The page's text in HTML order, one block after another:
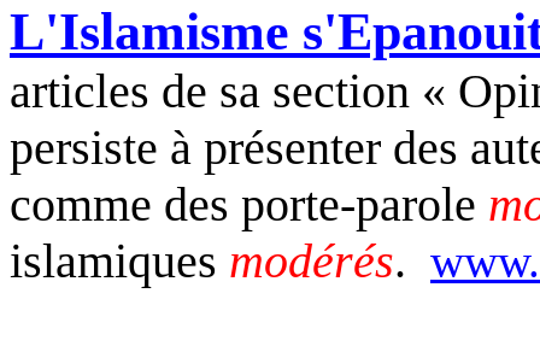
L'Islamisme
articles de sa section «
persiste à présenter des
comme des porte-parole
islamiques modérés.